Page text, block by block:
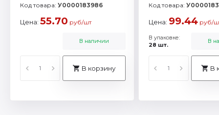
Код товара: У0000183986
Цена: 55.70 руб/шт
В наличии
В корзину
Код товара:
Цена: 99.44руб/
В упаковке:
28 шт.
В
В